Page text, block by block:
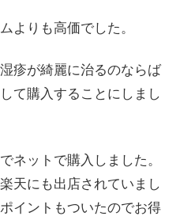
よりも高価でした。
疹が綺麗に治るのならば
て購入することにしまし
ネットで購入しました。
天にも出店されていまし
イントもついたのでお得